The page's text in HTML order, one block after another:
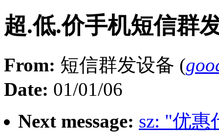
超.低.价手机短信群
From: 短信群发设备 (
Date: 01/01/06
Next message: sz: "优惠